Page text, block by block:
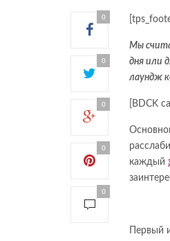
0
0
0
0
0
Мы
дня или
лаундж
[BDCK
каждый
Первый